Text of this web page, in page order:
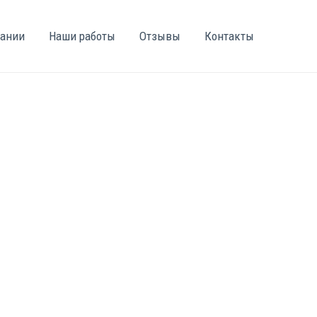
Наши работы Отзывы Контакты